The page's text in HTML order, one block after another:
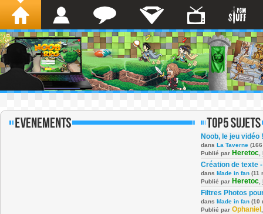
Noob, le jeu vidéo !
dans La Taverne
Publié par Heretoc
Création de texte
dans Made in fan (11
Publié par Heretoc
Filtres Photos
dans Made in fan (10
Publié par Ophaniel